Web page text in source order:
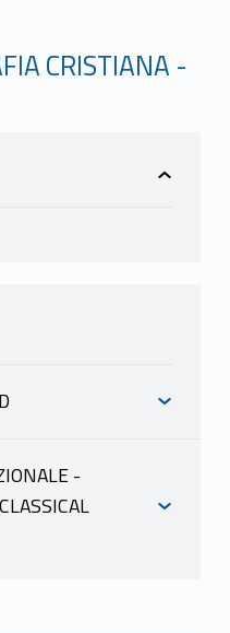
CRISTIANA -
-